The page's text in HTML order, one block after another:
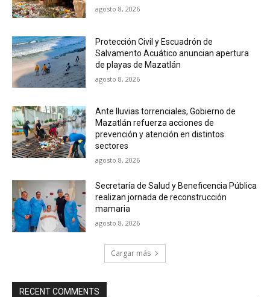
agosto 8, 2026
Protección Civil y Escuadrón de
Salvamento Acuático anuncian apertura
de playas de Mazatlán
agosto 8, 2026
Ante lluvias torrenciales, Gobierno de
Mazatlán refuerza acciones de
prevención y atención en distintos
sectores
agosto 8, 2026
Secretaría de Salud y Beneficencia Pública
realizan jornada de reconstrucción
mamaria
agosto 8, 2026
Cargar más
RECENT COMMENTS